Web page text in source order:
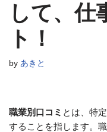
して、仕
ト！
by あきと
職業別口コミ とは、特
することを指します。